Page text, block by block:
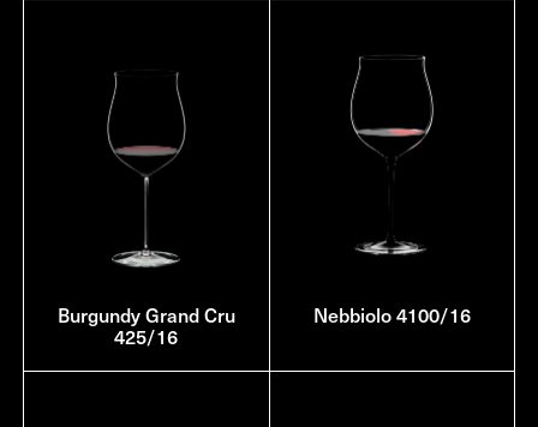
Burgundy Grand Cru
425/16
Nebbiolo 4100/16